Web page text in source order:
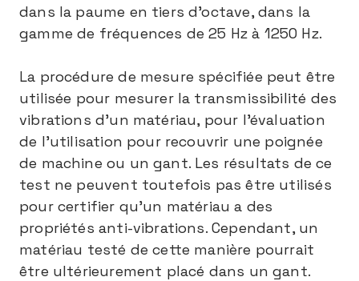
dans la paume en tiers d’octave, dans la
gamme de fréquences de 25 Hz à 1250 Hz.
La procédure de mesure spécifiée peut être
utilisée pour mesurer la transmissibilité des
vibrations d’un matériau, pour l’évaluation
de l’utilisation pour recouvrir une poignée
de machine ou un gant. Les résultats de ce
test ne peuvent toutefois pas être utilisés
pour certifier qu’un matériau a des
propriétés anti-vibrations. Cependant, un
matériau testé de cette manière pourrait
être ultérieurement placé dans un gant.